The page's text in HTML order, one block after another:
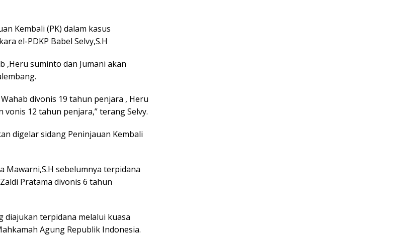
Kembali (PK) dalam kasus
el-PDKP Babel Selvy,S.H
,Heru suminto dan Jumani akan
divonis 19 tahun penjara , Heru
12 tahun penjara,” terang Selvy.
digelar sidang Peninjauan Kembali
Mawarni,S.H sebelumnya terpidana
Pratama divonis 6 tahun
diajukan terpidana melalui kuasa
Agung Republik Indonesia.